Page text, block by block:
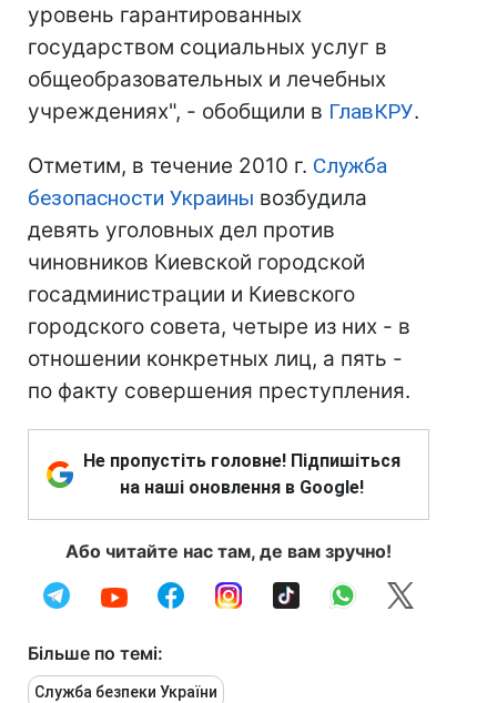
уровень гарантированных
государством социальных услуг в
общеобразовательных и лечебных
учреждениях", - обобщили в ГлавКРУ.
Отметим, в течение 2010 г. Служба
безопасности Украины возбудила
девять уголовных дел против
чиновников Киевской городской
госадминистрации и Киевского
городского совета, четыре из них - в
отношении конкретных лиц, а пять -
по факту совершения преступления.
Не пропустіть головне! Підпишіться
на наші оновлення в Google!
Або читайте нас там, де вам зручно!
Більше по темі:
Служба безпеки України